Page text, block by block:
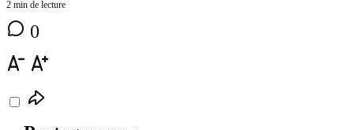
2 min de lecture
0